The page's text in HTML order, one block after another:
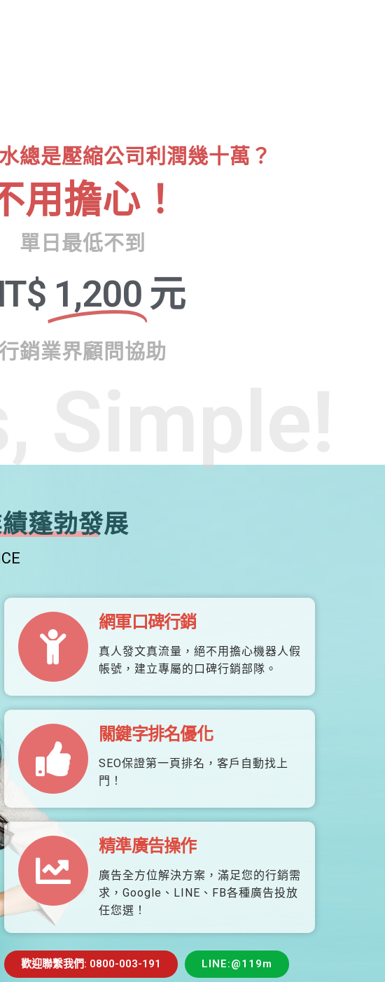
Simple!
總是壓縮公司利潤幾十萬？
用擔心！
單日最低不到
1,200 元
銷業界顧問協助
蓬勃發展
網軍口碑行銷
真人發文真流量，絕不用擔心機器人假
帳號，建立專屬的口碑行銷部隊。
關鍵字排名優化
SEO保證第一頁排名，客戶自動找上
門！
精準廣告操作
廣告全方位解決方案，滿足您的行銷需
求，Google、LINE、FB各種廣告投放
任您選！
歡迎聯繫我們: 0800-003-191 LINE:@119m